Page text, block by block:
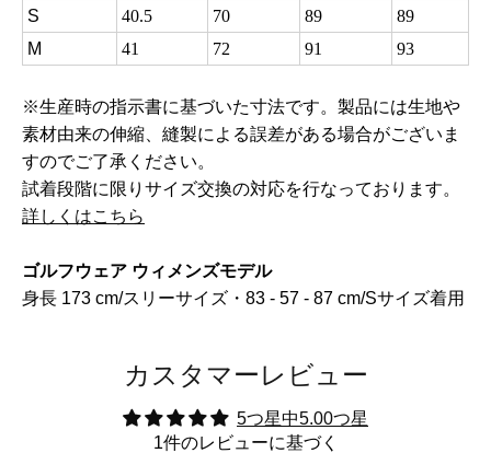
S
40.5 70 89
89
M
41 72 91 93
※生産時の指示書に基づいた寸法です。製品には生地や
素材由来の伸縮、縫製による誤差がある場合がございま
すのでご了承ください。
試着段階に限りサイズ交換の対応を行なっております。
詳しくはこちら
ゴルフウェア ウィメンズモデル
身長 173 cm/スリーサイズ・83 - 57 - 87 cm/Sサイズ着用
カスタマーレビュー
5つ星中5.00つ星
1件のレビューに基づく